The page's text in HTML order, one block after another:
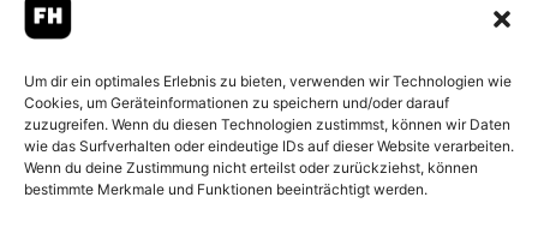
Um dir ein optimales Erlebnis zu bieten, verwenden wir Technologien wie
Cookies, um Geräteinformationen zu speichern und/oder darauf
zuzugreifen. Wenn du diesen Technologien zustimmst, können wir Daten
wie das Surfverhalten oder eindeutige IDs auf dieser Website verarbeiten.
Wenn du deine Zustimmung nicht erteilst oder zurückziehst, können
bestimmte Merkmale und Funktionen beeinträchtigt werden.
© 2007-2026 Fohlen-Hautnah.de
– Alle rechte vorbehalten.
Fohlen-Hautnah.de ist ein
offiziell eingetragenes Magazin